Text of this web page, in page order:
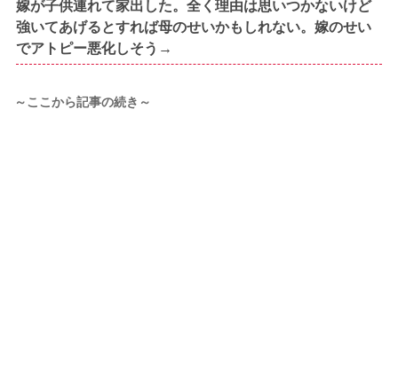
嫁が子供連れて家出した。全く理由は思いつかないけど
強いてあげるとすれば母のせいかもしれない。嫁のせい
でアトピー悪化しそう→
～ここから記事の続き～